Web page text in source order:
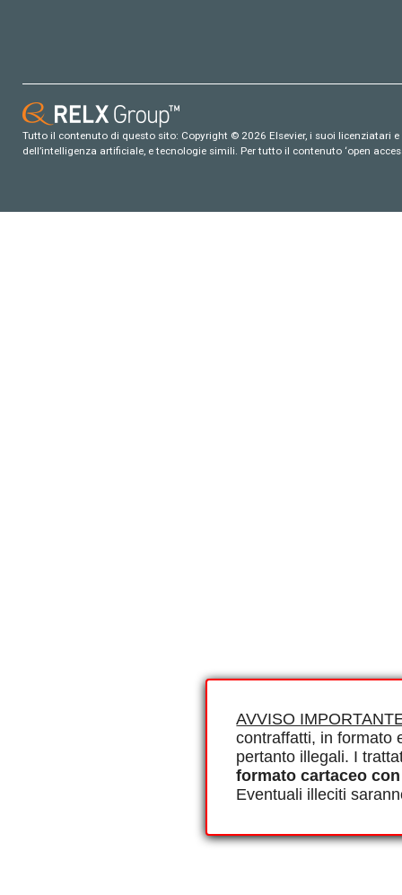
AVVISO
contraffatti, in formato
pertanto illegali. I
formato cartaceo
Eventuali illeciti
Tutto il contenuto di questo sito: Copyright © 2026 Elsevier, i suoi
dell’intelligenza artificiale, e tecnologie simili. Per tutto il contenuto ‘open